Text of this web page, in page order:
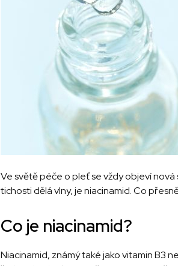
Ve světě péče o pleť se vždy objeví
tichosti dělá vlny, je niacinamid. Co
Co je niacinamid?
Niacinamid, známý také jako vitamin B3